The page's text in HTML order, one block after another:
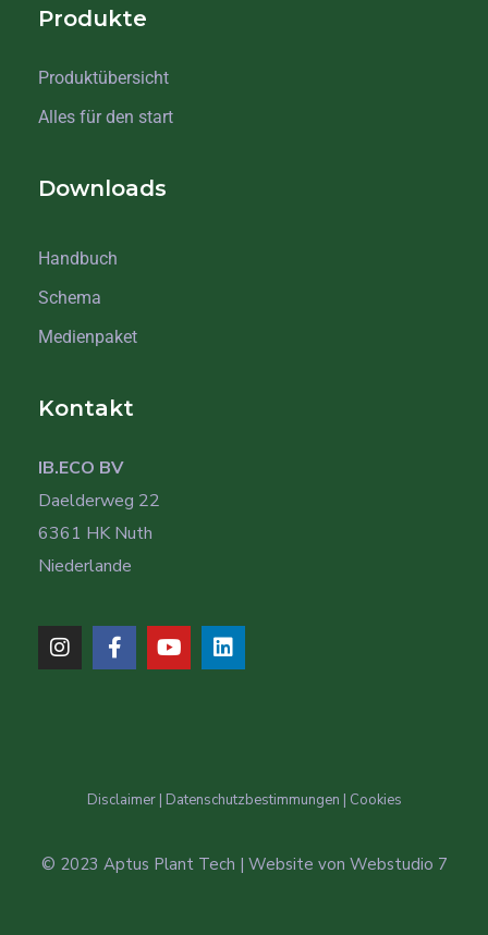
Produkte
Produktübersicht
Alles für den start
Downloads
Handbuch
Schema
Medienpaket
Kontakt
IB.ECO BV
Daelderweg 22
6361 HK Nuth
Niederlande
Disclaimer| Datenschutzbestimmungen | Cookies
© 2023 Aptus Plant Tech | Website von Webstudio 7